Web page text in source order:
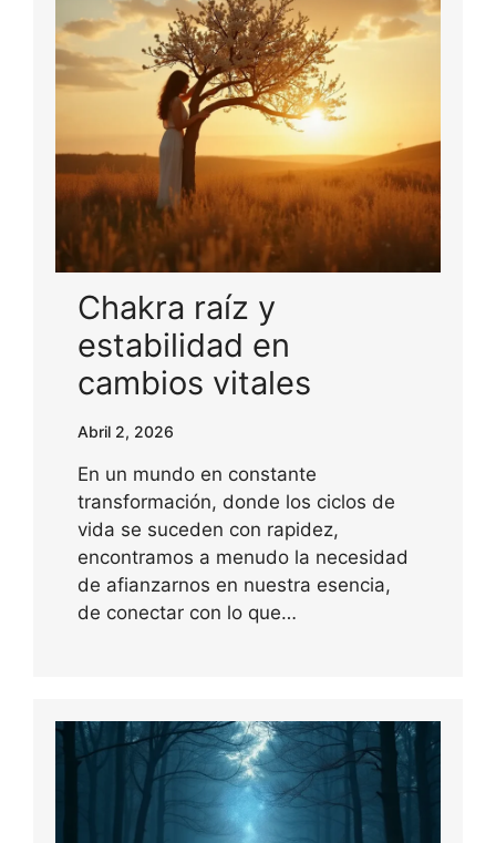
Chakra raíz y
estabilidad en
cambios vitales
Abril 2, 2026
En un mundo en constante
transformación, donde los ciclos de
vida se suceden con rapidez,
encontramos a menudo la necesidad
de afianzarnos en nuestra esencia,
de conectar con lo que…